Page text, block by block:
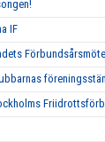
IF